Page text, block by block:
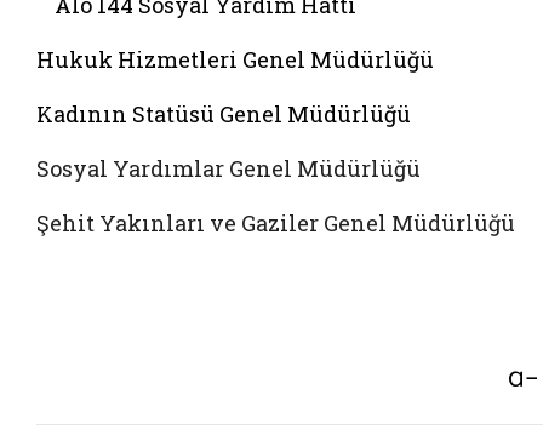
Hukuk Hizmetleri Genel Müdürlüğü
Kadının Statüsü Genel Müdürlüğü
Sosyal Yardımlar Genel Müdürlüğü
Şehit Yakınları ve Gaziler Genel Müdürlüğü